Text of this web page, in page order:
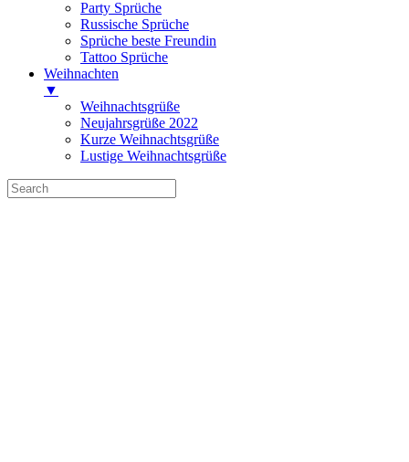
Party Sprüche
Russische Sprüche
Sprüche beste Freundin
Tattoo Sprüche
Weihnachten
▼
Weihnachtsgrüße
Neujahrsgrüße 2022
Kurze Weihnachtsgrüße
Lustige Weihnachtsgrüße